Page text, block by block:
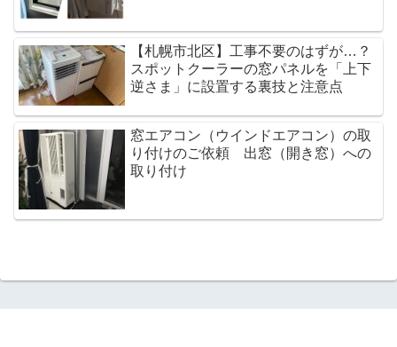
【札幌市北区】工事不要のはずが…？
スポットクーラーの窓パネルを「上下
逆さま」に設置する裏技と注意点
窓エアコン（ウインドエアコン）の取
り付けのご依頼 出窓（開き窓）への
取り付け